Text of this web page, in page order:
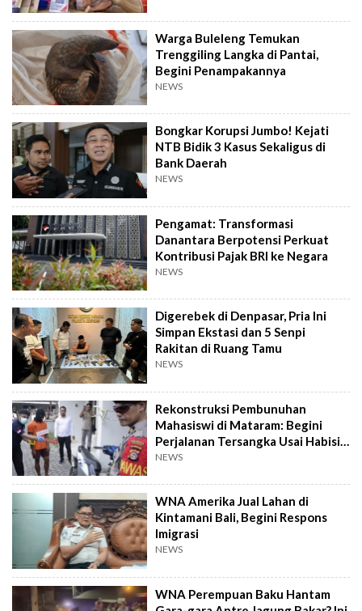
Warga Buleleng Temukan
Trenggiling Langka di Pantai,
Begini Penampakannya
NEWS
Bongkar Korupsi Jumbo! Kejati
NTB Bidik 3 Kasus Sekaligus di
Bank Daerah
NEWS
Pengamat: Transformasi
Danantara Berpotensi Perkuat
Kontribusi Pajak BRI ke Negara
NEWS
Digerebek di Denpasar, Pria Ini
Simpan Ekstasi dan 5 Senpi
Rakitan di Ruang Tamu
NEWS
Rekonstruksi Pembunuhan
Mahasiswi di Mataram: Begini
Perjalanan Tersangka Usai Habisi
Korban
NEWS
WNA Amerika Jual Lahan di
Kintamani Bali, Begini Respons
Imigrasi
NEWS
WNA Perempuan Baku Hantam